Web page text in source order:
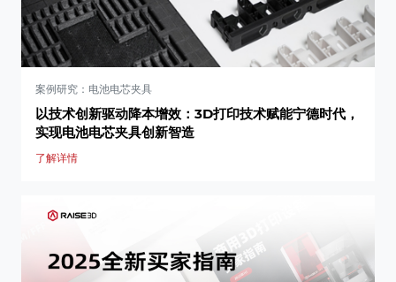
案例研究：电池电芯夹具
以技术创新驱动降本增效：3D打印技术赋能宁德时代，
实现电池电芯夹具创新智造
了解详情